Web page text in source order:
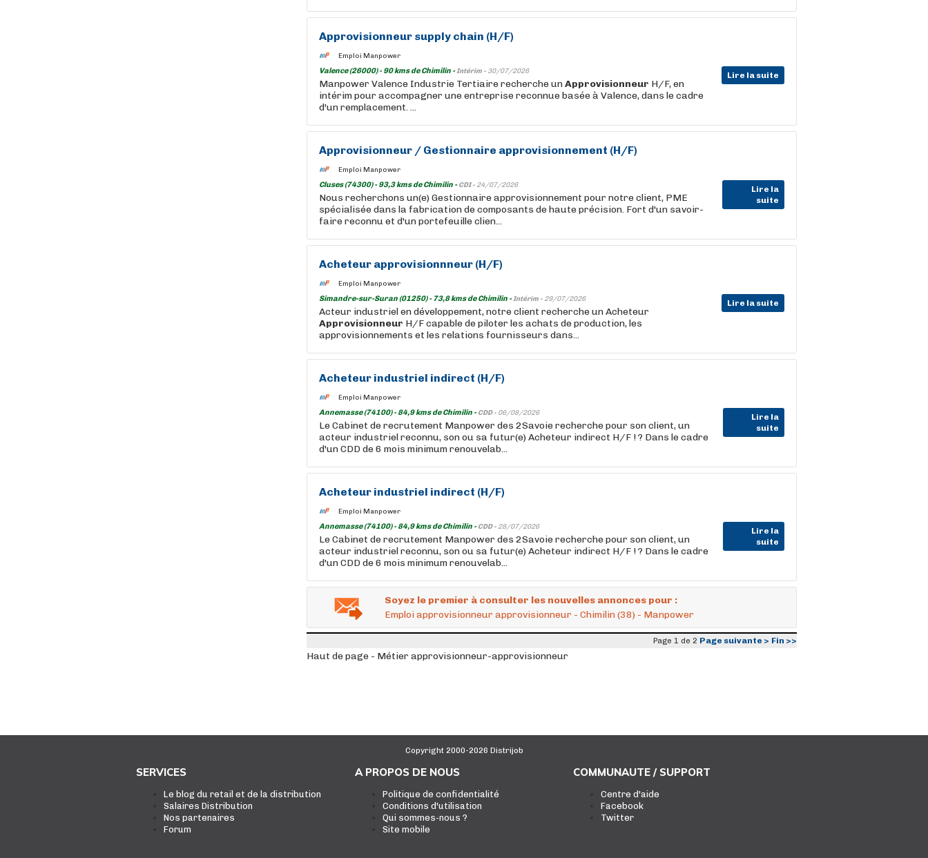
Approvisionneur supply chain (H/F)
Emploi Manpower
Valence (26000) - 90 kms de Chimilin -Intérim - 30/07/2026 Lire la suite
Manpower Valence Industrie Tertiaire recherche unApprovisionneur H/F, en
intérim pour accompagner une entreprise reconnue basée à Valence, dans le cadre
d'un remplacement. ...
Approvisionneur / Gestionnaire approvisionnement (H/F)
Emploi Manpower
Cluses (74300) - 93,3 kms de Chimilin -CDI - 24/07/2026
Lire la
suite
Nous recherchons un(e) Gestionnaire approvisionnement pour notre client, PME
spécialisée dans la fabrication de composants de haute précision. Fort d'un savoir-
faire reconnu et d'un portefeuille clien...
Acheteur approvisionnneur (H/F)
Emploi Manpower
Simandre-sur-Suran (01250) - 73,8 kms de Chimilin -Intérim - 29/07/2026 Lire la suite
Acteur industriel en développement, notre client recherche un Acheteur
Approvisionneur H/F capable de piloter les achats de production, les
approvisionnements et les relations fournisseurs dans...
Acheteur industriel indirect (H/F)
Emploi Manpower
Annemasse (74100) - 84,9 kms de Chimilin -CDD - 06/08/2026
Lire la
suite
Le Cabinet de recrutement Manpower des 2Savoie recherche pour son client, un
acteur industriel reconnu, son ou sa futur(e) Acheteur indirect H/F ! ? Dans le cadre
d'un CDD de 6 mois minimum renouvelab...
Acheteur industriel indirect (H/F)
Emploi Manpower
Annemasse (74100) - 84,9 kms de Chimilin -CDD - 28/07/2026
Lire la
suite
Le Cabinet de recrutement Manpower des 2Savoie recherche pour son client, un
acteur industriel reconnu, son ou sa futur(e) Acheteur indirect H/F ! ? Dans le cadre
d'un CDD de 6 mois minimum renouvelab...
Soyez le premier à consulter les nouvelles annonces pour :
Emploi approvisionneur approvisionneur - Chimilin (38) - Manpower
Page 1 de 2 Page suivante > Fin >>
Haut de page - Métier approvisionneur-approvisionneur
Copyright 2000-2026 Distrijob
SERVICES
Le blog du retail et de la distribution
Salaires Distribution
Nos partenaires
Forum
A PROPOS DE NOUS
Politique de confidentialité
Conditions d'utilisation
Qui sommes-nous ?
Site mobile
COMMUNAUTE / SUPPORT
Centre d'aide
Facebook
Twitter